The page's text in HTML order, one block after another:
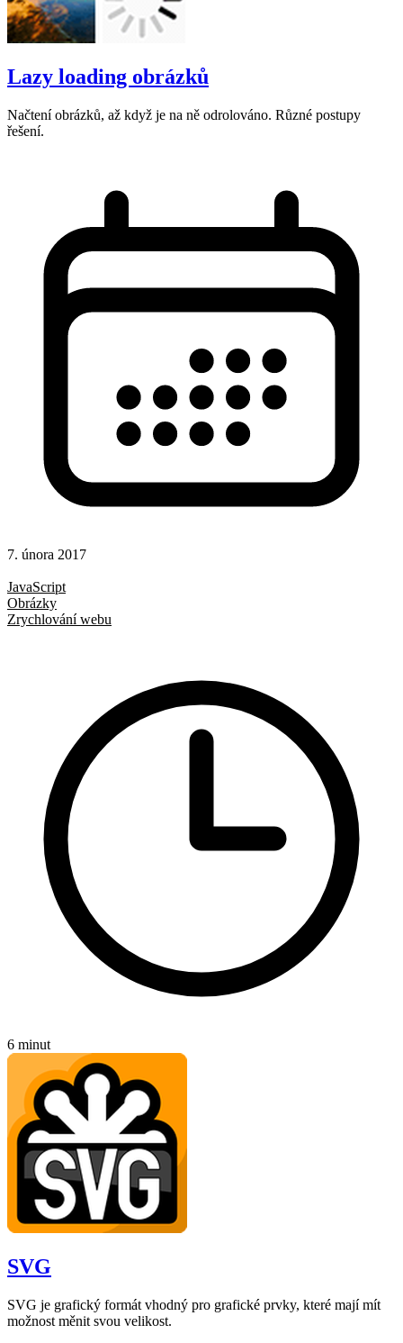
Lazy loading obrázků
Načtení obrázků, až když je na ně odrolováno. Různé postupy
řešení.
7. února 2017
JavaScript
Obrázky
Zrychlování webu
6 minut
SVG
SVG je grafický formát vhodný pro grafické prvky, které mají mít
možnost měnit svou velikost.